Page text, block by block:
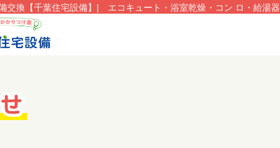
交換【千葉住宅設備】| エコキュート・浴室乾燥・コン ロ・給湯器